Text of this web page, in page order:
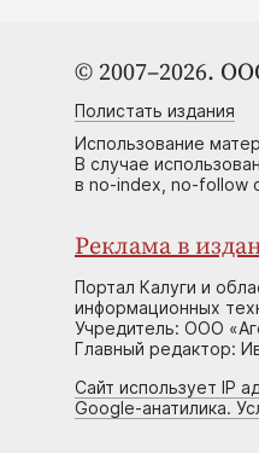
© 2007–2026.
Полистать издания
Использование
В случае
в no-index, no-follow
Реклама в
Портал Калуги и
информационных
Учредитель: ООО
Главный редактор:
Сайт использует IP
Google-анатилика.